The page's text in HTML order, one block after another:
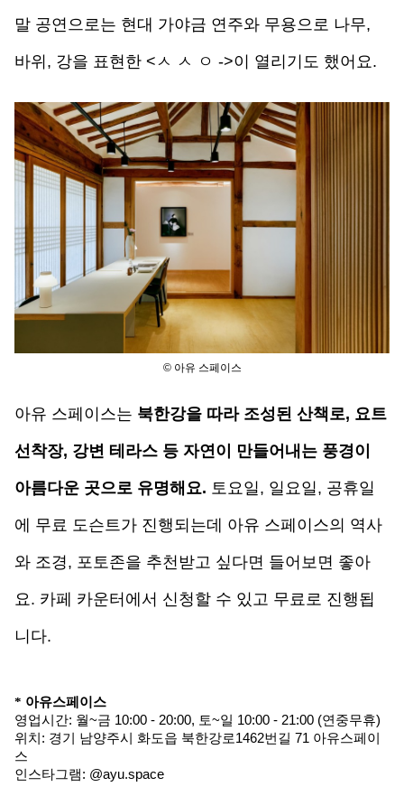
말 공연으로는 현대 가야금 연주와 무용으로 나무,
바위, 강을 표현한 <ㅅ ㅅ ㅇ ->이 열리기도 했어요.
© 아유 스페이스
아유 스페이스는 북한강을 따라 조성된 산책로, 요트
선착장, 강변 테라스 등 자연이 만들어내는 풍경이
아름다운 곳으로 유명해요. 토요일, 일요일, 공휴일
에 무료 도슨트가 진행되는데 아유 스페이스의 역사
와 조경, 포토존을 추천받고 싶다면 들어보면 좋아
요. 카페 카운터에서 신청할 수 있고 무료로 진행됩
니다.
* 아유스페이스
영업시간: 월~금 10:00 - 20:00, 토~일 10:00 - 21:00 (연중무휴)
위치: 경기 남양주시 화도읍 북한강로1462번길 71 아유스페이
스
인스타그램: @ayu.space